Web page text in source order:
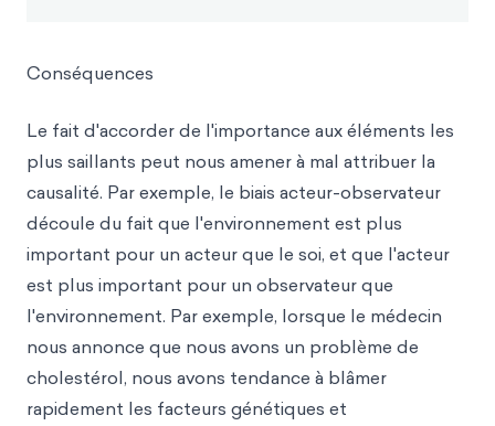
Conséquences
Le fait d'accorder de l'importance aux éléments les
plus saillants peut nous amener à mal attribuer la
causalité. Par exemple, le biais acteur-observateur
découle du fait que l'environnement est plus
important pour un acteur que le soi, et que l'acteur
est plus important pour un observateur que
l'environnement. Par exemple, lorsque le médecin
nous annonce que nous avons un problème de
cholestérol, nous avons tendance à blâmer
rapidement les facteurs génétiques et